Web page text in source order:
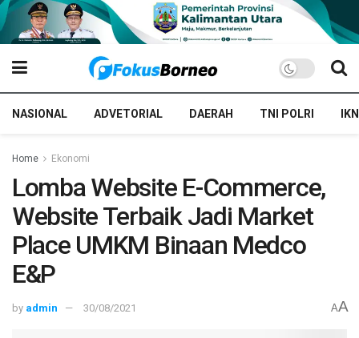
NASIONAL ADVETORIAL DAERAH TNI POLRI IKN
Home Ekonomi
Lomba Website E-Commerce,
Website Terbaik Jadi Market
Place UMKM Binaan Medco
E&P
by admin 30/08/2021 AA